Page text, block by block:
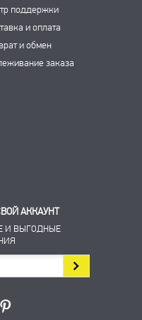
поддержки
и оплата
и обмен
заказа
АККАУНТ
И ВЫГОДНЫЕ